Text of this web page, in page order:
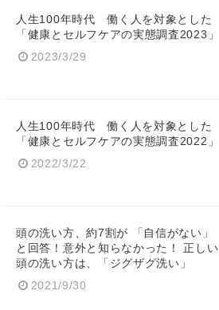
人生100年時代 働く人を対象とした
「健康とセルフケアの実態調査2023」
2023/3/29
人生100年時代 働く人を対象とした
「健康とセルフケアの実態調査2022」
2022/3/22
頭の洗い方、約7割が 「自信がない」
と回答！意外と知らなかった！ 正しい
頭の洗い方は、「ジグザグ洗い」
2021/9/30